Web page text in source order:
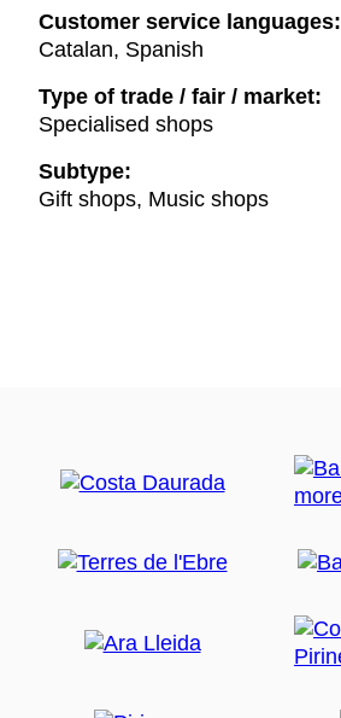
Customer service languages:
Catalan, Spanish
Type of trade / fair / market:
Specialised shops
Subtype:
Gift shops, Music shops